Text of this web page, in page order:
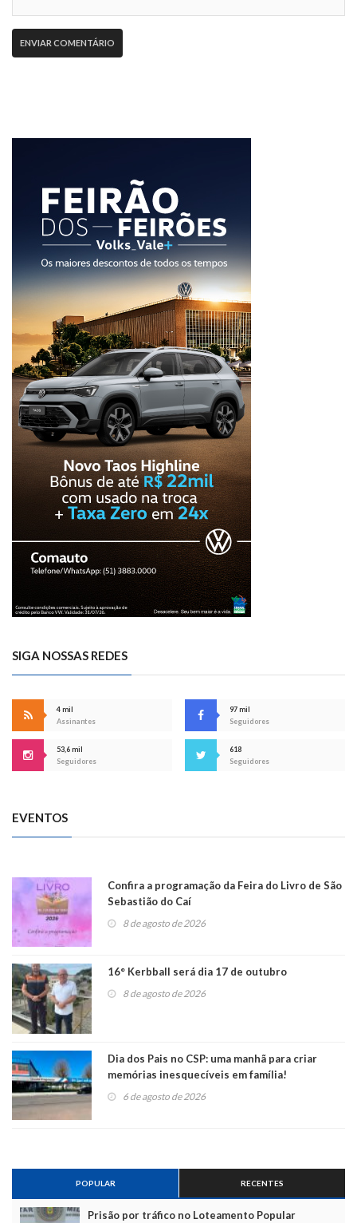
SIGA NOSSAS REDES
4 mil
Assinantes
97 mil
Seguidores
53,6 mil
Seguidores
618
Seguidores
EVENTOS
Confira a programação da Feira do Livro de São
Sebastião do Caí
8 de agosto de 2026
16° Kerbball será dia 17 de outubro
8 de agosto de 2026
Dia dos Pais no CSP: uma manhã para criar
memórias inesquecíveis em família!
6 de agosto de 2026
POPULAR RECENTES
Prisão por tráfico no Loteamento Popular